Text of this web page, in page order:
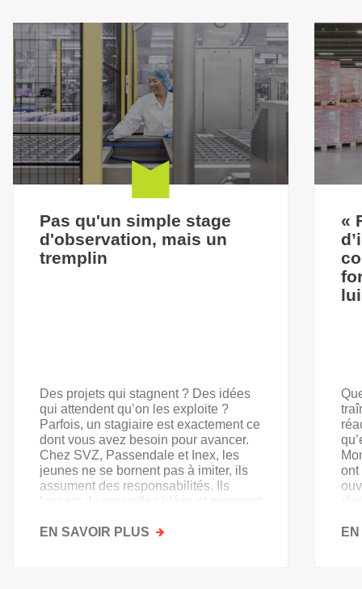
Pas qu'un simple stage
d'observation, mais un
tremplin
Des projets qui stagnent ? Des idées
qui attendent qu’on les exploite ?
Parfois, un stagiaire est exactement ce
dont vous avez besoin pour avancer.
Chez SVZ, Passendale et Inex, les
jeunes ne se bornent pas à imiter, ils
assument des responsabilités. Ils
lancent de nouvelles idées et prennent
EN SAVOIR PLUS SUR
«
ont